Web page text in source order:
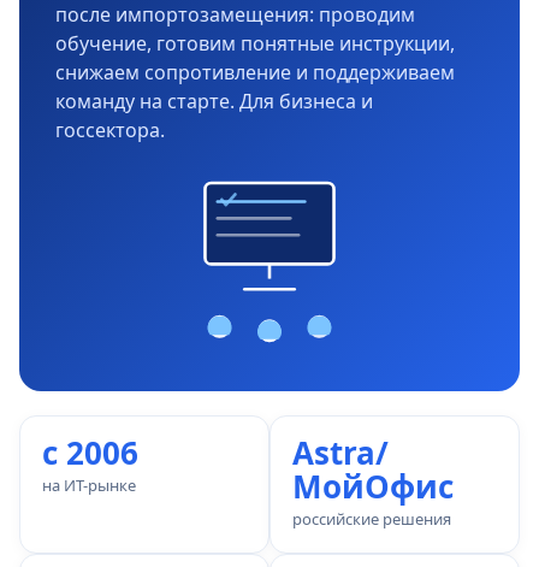
после импортозамещения: проводим
обучение, готовим понятные инструкции,
снижаем сопротивление и поддерживаем
команду на старте. Для бизнеса и
госсектора.
с 2006
на ИТ-рынке
Astra/
МойОфис
российские решения